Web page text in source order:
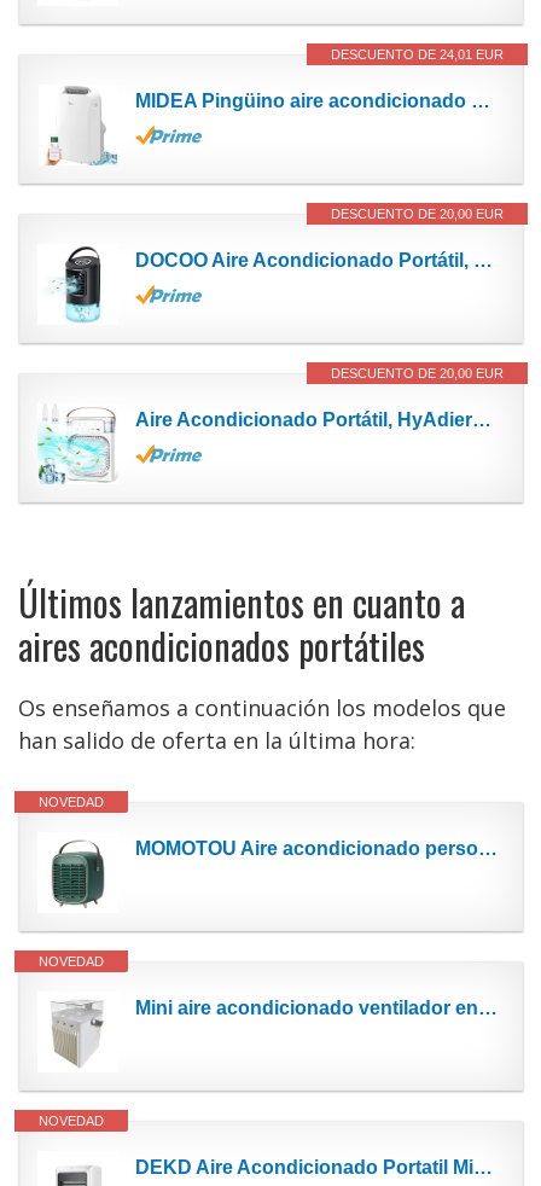
DESCUENTO DE 24,01 EUR
MIDEA Pingüino aire acondicionado portátil 3000 frigorías - Climatizador portátil frío...
DESCUENTO DE 20,00 EUR
DOCOO Aire Acondicionado Portátil, 4 en 1 Mini Enfriador de Aire, Humidificador y Purificador con...
DESCUENTO DE 20,00 EUR
Aire Acondicionado Portátil, HyAdierTech 4 en 1 Mini Refrigerador de Aire Móvil Ventilador...
Últimos lanzamientos en cuanto a
aires acondicionados portátiles
Os enseñamos a continuación los modelos que
han salido de oferta en la última hora:
NOVEDAD
MOMOTOU Aire acondicionado personal Mini enfriador de aire portátil con persianas ajustables de 90...
NOVEDAD
Mini aire acondicionado ventilador enfriador de aire ventilador de refrigeración por agua aire...
NOVEDAD
DEKD Aire Acondicionado Portatil Mini Aire Acondicionado portátil de la Torre de Aire Acondicionado...